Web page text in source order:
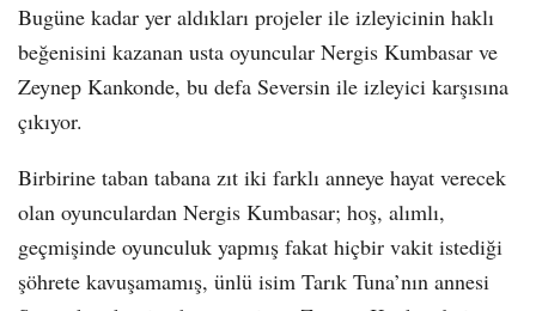
Bugüne kadar yer aldıkları projeler ile izleyicinin haklı
beğenisini kazanan usta oyuncular Nergis Kumbasar ve
Zeynep Kankonde, bu defa Seversin ile izleyici karşısına
çıkıyor.
Birbirine taban tabana zıt iki farklı anneye hayat verecek
olan oyunculardan Nergis Kumbasar; hoş, alımlı,
geçmişinde oyunculuk yapmış fakat hiçbir vakit istediği
şöhrete kavuşamamış, ünlü isim Tarık Tuna’nın annesi